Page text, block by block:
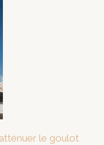
le goulot